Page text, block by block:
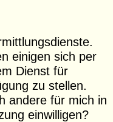
einigen sich per
Dienst für
zu stellen.
andere für mich in
einwilligen?